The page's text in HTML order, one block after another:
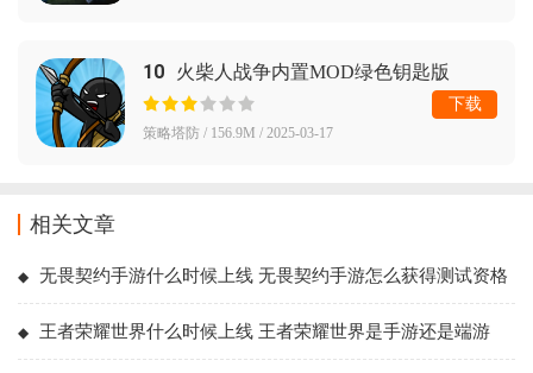
10 火柴人战争内置MOD绿色钥匙版
策略塔防 / 156.9M / 2025-03-17
下载
相关文章
无畏契约手游什么时候上线 无畏契约手游怎么获得测试资格
王者荣耀世界什么时候上线 王者荣耀世界是手游还是端游